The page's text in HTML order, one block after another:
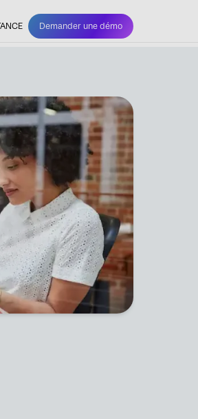
Demander une démo